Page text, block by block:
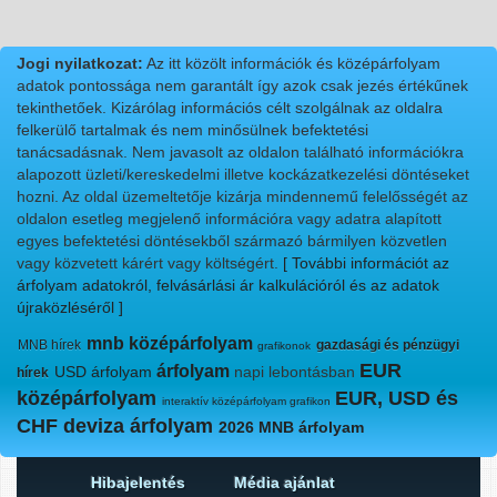
Jogi nyilatkozat: Az itt közölt információk és középárfolyam
adatok pontossága nem garantált így azok csak jezés értékűnek
tekinthetőek. Kizárólag információs célt szolgálnak az oldalra
felkerülő tartalmak és nem minősülnek befektetési
tanácsadásnak. Nem javasolt az oldalon található információkra
alapozott üzleti/kereskedelmi illetve kockázatkezelési döntéseket
hozni. Az oldal üzemeltetője kizárja mindennemű felelősségét az
oldalon esetleg megjelenő információra vagy adatra alapított
egyes befektetési döntésekből származó bármilyen közvetlen
vagy közvetett kárért vagy költségért. [ További információt az
árfolyam adatokról, felvásárlási ár kalkulációról és az adatok
újraközléséről ]
MNB hírek mnb középárfolyam grafikonok gazdasági és pénzügyi
hírek USD árfolyam árfolyam napi lebontásban EUR
középárfolyam interaktív középárfolyam grafikon EUR, USD és
CHF deviza árfolyam 2026 MNB árfolyam
Hibajelentés Média ajánlat